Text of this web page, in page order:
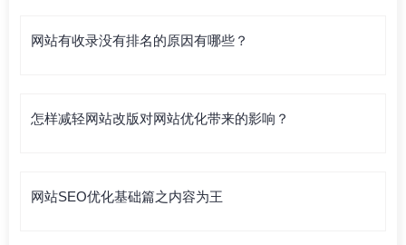
网站有收录没有排名的原因有哪些？
怎样减轻网站改版对网站优化带来的影响？
网站SEO优化基础篇之内容为王